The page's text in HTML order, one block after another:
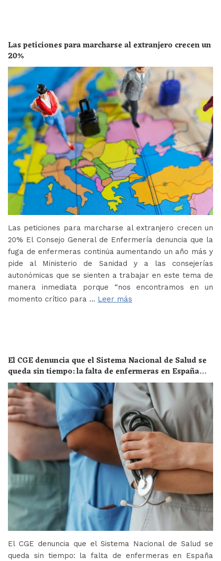
Las peticiones para marcharse al extranjero crecen un
20%
Las peticiones para marcharse al extranjero crecen un
20% El Consejo General de Enfermería denuncia que la
fuga de enfermeras continúa aumentando un año más y
pide al Ministerio de Sanidad y a las consejerías
autonómicas que se sienten a trabajar en este tema de
manera inmediata porque “nos encontramos en un
momento crítico para … Leer más
El CGE denuncia que el Sistema Nacional de Salud se
queda sin tiempo: la falta de enfermeras en España
supone un riesgo enorme para la salud de toda la
población
El CGE denuncia que el Sistema Nacional de Salud se
queda sin tiempo: la falta de enfermeras en España